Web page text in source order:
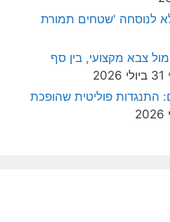
לנוסחה 'שטחים תמורת
צבא מקצועי, בין סף
31 ביולי 2026
התנגדות פוליטית שהופכת